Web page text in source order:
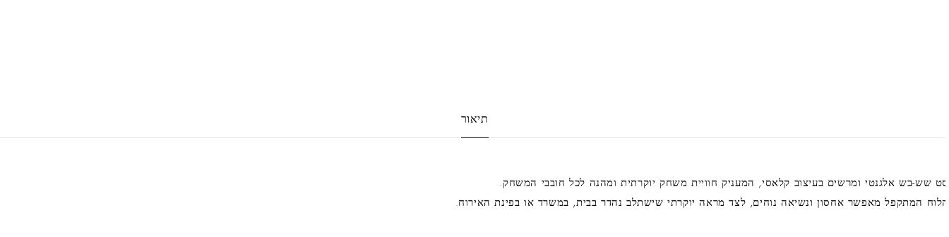
תיאור
שש-בש אלגנטי ומרשים בעיצוב קלאסי, המעניק חוויית משחק יוקרתית ומהנה לכל חובבי המשחק.
המתקפל מאפשר אחסון ונשיאה נוחים, לצד מראה יוקרתי שישתלב נהדר בבית, במשרד או בפינת האירוח.